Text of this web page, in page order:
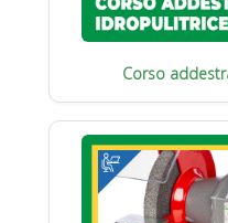
Corso